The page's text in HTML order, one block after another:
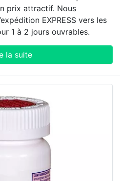
prix attractif. Nous
EXPRESS vers les
1 à 2 jours ouvrables.
la suite